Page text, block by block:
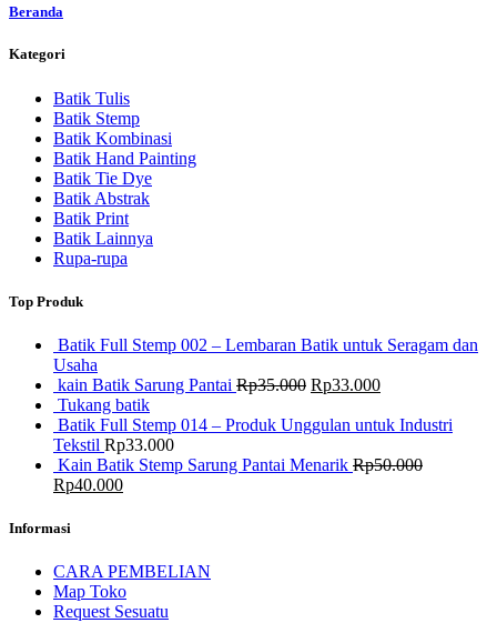
Beranda
Kategori
Batik Tulis
Batik Stemp
Batik Kombinasi
Batik Hand Painting
Batik Tie Dye
Batik Abstrak
Batik Print
Batik Lainnya
Rupa-rupa
Top Produk
Batik Full Stemp 002 – Lembaran Batik untuk Seragam dan
Usaha
kain Batik Sarung Pantai Rp35.000 Harga
adalah:
Rp33.000Harga
ini
Rp33.000.
Tukang batik
Batik Full Stemp 014 – Produk Unggulan untuk Industri
Tekstil Rp33.000
Kain Batik Stemp Sarung Pantai Menarik Rp50.000
Harga
adalah:
Rp40.000Harga
Rp40.000.
Informasi
CARA PEMBELIAN
Map Toko
Request Sesuatu